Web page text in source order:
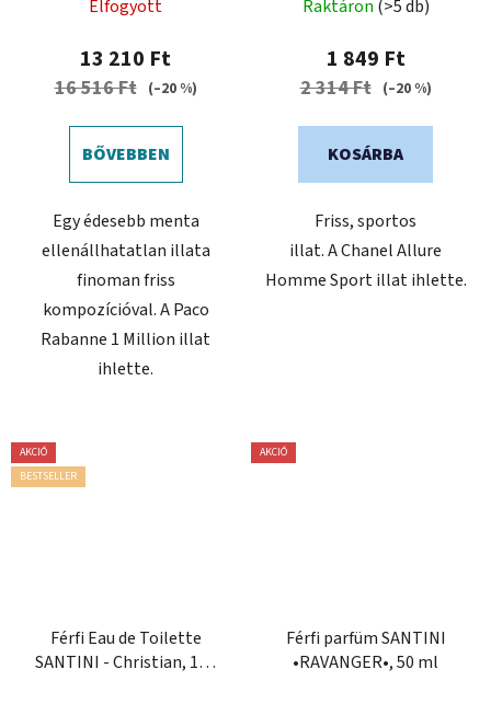
Elfogyott
13 210 Ft
16 516 Ft (–20 %)
BŐVEBBEN
Egy édesebb menta
ellenállhatatlan illata
finoman friss
kompozícióval. A Paco
Rabanne 1 Million illat
ihlette.
Raktáron (>5 db)
1 849 Ft
2 314 Ft (–20 %)
KOSÁRBA
Friss, sportos
illat. A Chanel Allure
Homme Sport illat ihlette.
AKCIÓ
BESTSELLER
Férfi Eau de Toilette
SANTINI - Christian, 100
AKCIÓ
Férfi parfüm SANTINI
•RAVANGER•, 50 ml